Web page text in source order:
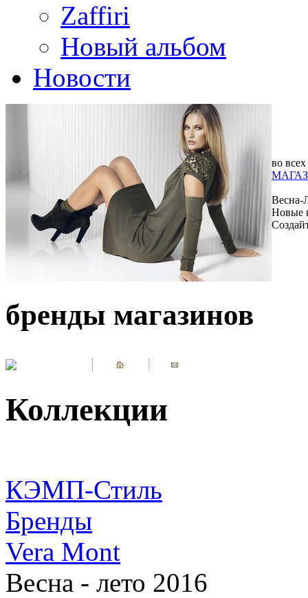
Zaffiri
Новый альбом
Новости
во всех
Весна-
Новые
бренды магазинов
Коллекции
КЭМП-Стиль
Бренды
Vera Mont
Весна - лето 2016